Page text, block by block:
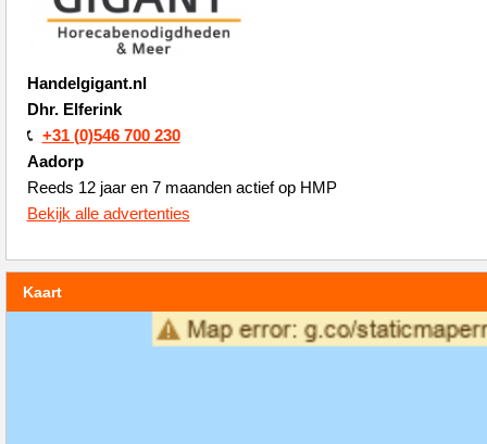
Handelgigant.nl
Dhr. Elferink
+31 (0)546 700 230
Aadorp
Reeds 12 jaar en 7 maanden actief op HMP
Bekijk alle advertenties
Kaart